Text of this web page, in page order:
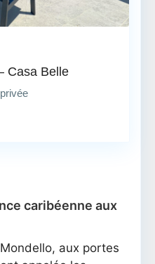
Casa Belle
caribéenne aux
aux portes